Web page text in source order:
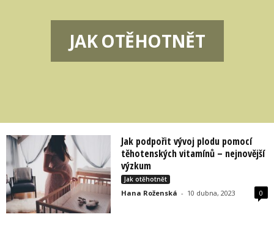
JAK OTĚHOTNĚT
Jak podpořit vývoj plodu pomocí
těhotenských vitamínů – nejnovější
výzkum
Jak otěhotnět
Hana Roženská - 10 dubna, 2023 0